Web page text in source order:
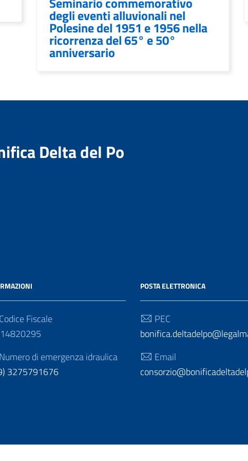
degli eventi alluvionali nel
Polesine del 1951 e 1956 nella
ricorrenza del 65° e 50°
anniversario
Delta del Po
Codice Fiscale
Numero di emergenza idraulica
3275791676
POSTA ELETTRONICA
PEC
Email